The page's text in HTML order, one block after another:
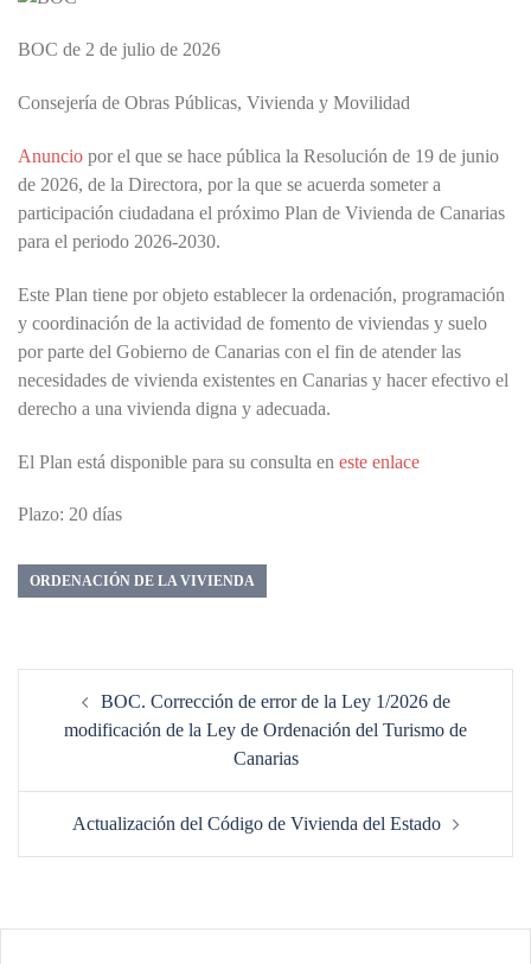
BOC de 2 de julio de 2026
Consejería de Obras Públicas, Vivienda y Movilidad
Anuncio por el que se hace pública la Resolución de 19 de junio
de 2026, de la Directora, por la que se acuerda someter a
participación ciudadana el próximo Plan de Vivienda de Canarias
para el periodo 2026-2030.
Este Plan tiene por objeto establecer la ordenación, programación
y coordinación de la actividad de fomento de viviendas y suelo
por parte del Gobierno de Canarias con el fin de atender las
necesidades de vivienda existentes en Canarias y hacer efectivo el
derecho a una vivienda digna y adecuada.
El Plan está disponible para su consulta en este enlace
Plazo: 20 días
ORDENACIÓN DE LA VIVIENDA
BOC. Corrección de error de la Ley 1/2026 de
modificación de la Ley de Ordenación del Turismo de
Canarias
Actualización del Código de Vivienda del Estado